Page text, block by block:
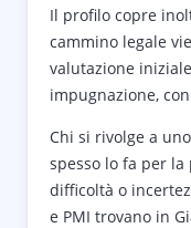
Il profilo copre
cammino legale
valutazione
impugnazione,
Chi si rivolge a
spesso lo fa per
difficoltà o
e PMI trovano in